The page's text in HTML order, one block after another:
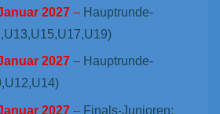
2027 – Hauptrunde-
2027 – Hauptrunde-
2027 – Finals-Junioren: